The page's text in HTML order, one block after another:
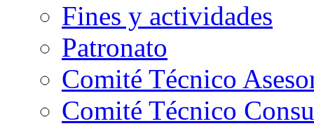
Fines y actividades
Patronato
Comité Técnico
Comité Técnico